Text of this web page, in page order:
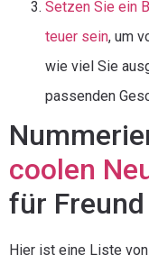
Setzen Sie ein
teuer sein, um
wie viel Sie
passenden
coolen
für Freund
Hier ist eine Liste